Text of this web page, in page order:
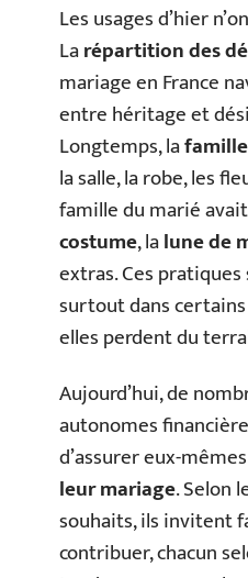
Les usages d’hier
Larépartition des
mariage en France
entre héritage et
Longtemps, la
la salle, la robe, les
famille du marié
costume, lalune de
extras. Ces
surtout dans
elles perdent du
Aujourd’hui, de
autonomes
d’assurer eux-
leur mariage. Selon
souhaits, ils invitent
contribuer, chacun